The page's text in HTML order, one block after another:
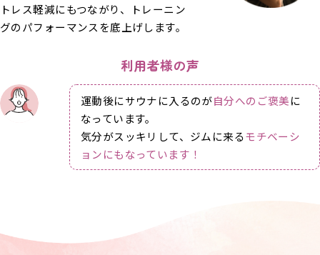
トレス軽減にもつながり、トレーニン
グのパフォーマンスを底上げします。
利用者様の声
運動後にサウナに入るのが自分へのご褒美に
なっています。
気分がスッキリして、ジムに来るモチベーシ
ョンにもなっています！